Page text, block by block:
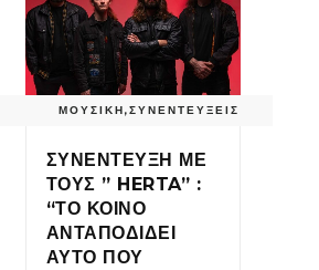
ΜΟΥΣΙΚΗ,ΣΥΝΕΝΤΕΥΞΕΙΣ
ΣΥΝΕΝΤΕΥΞΗ ΜΕ
ΤΟΥΣ ” HERTA” :
“ΤΟ ΚΟΙΝΟ
ΑΝΤΑΠΟΔΙΔΕΙ
ΑΥΤΟ ΠΟΥ